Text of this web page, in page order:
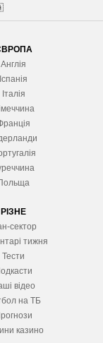
Англія
Іспанія
Італія
РІЗНЕ
сектор
тижня
Тести
відео
на ТБ
казино